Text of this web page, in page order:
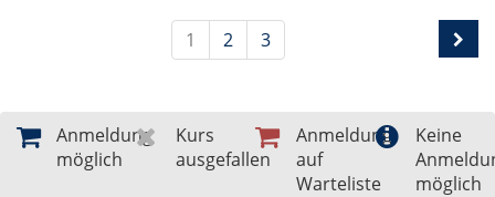
1 2 3
Anmeldung
möglich
Kurs
ausgefallen
Anmeldung
auf
Warteliste
Keine
möglich